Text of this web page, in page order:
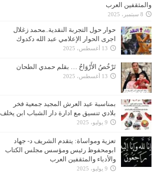
والمثقفين العرب
8 سبتمبر، 2025
حوار حول التجربة النقدية..محمد زغلال
اجرى الحوار الإعلامي عبد الله دكدوك
13 أغسطس، 2025
تَرْخُصُ الأَرْوَاحُ … بقلم حمدي الطحان
13 أغسطس، 2025
بمناسبة عيد العرش المجيد جمعية فخر
بلادي تنسيق مع ادارة دار الشباب ابن يخلف
9 يوليو، 2025
تعزية ومواساة: يتقدم الشريف د- جهاد
ابومحفوظ رئيس ومؤسس مجلس الكتاب
والأدباء والمثقفين العرب
9 يوليو، 2025